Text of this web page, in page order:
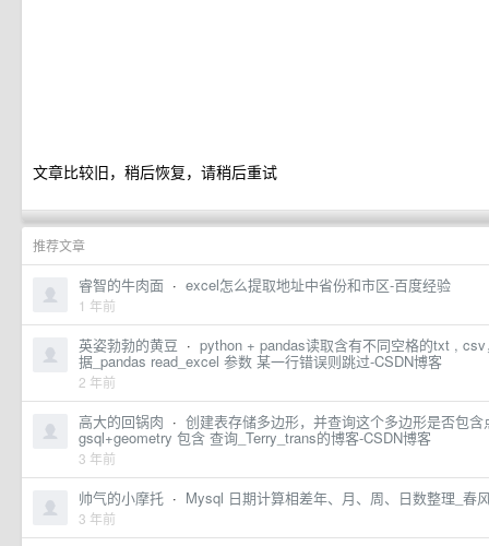
文章比较旧，稍后恢复，请稍后重试
推荐文章
睿智的牛肉面 · excel怎么提取地址中省份和市区-百度经验
1 年前
英姿勃勃的黄豆 · python + pandas读取含有不同空格的txt ,
据_pandas read_excel 参数 某一行错误则跳过-CSDN博客
2 年前
高大的回锅肉 · 创建表存储多边形，并查询这个多边形是否包
gsql+geometry 包含 查询_Terry_trans的博客-CSDN博客
3 年前
帅气的小摩托 · Mysql 日期计算相差年、月、周、日数整理_春
3 年前